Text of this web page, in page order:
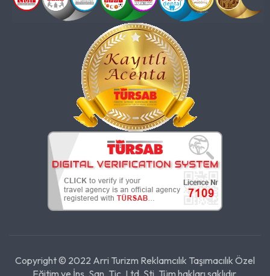
Copyright © 2022 Arri Turizm Reklamcılık Taşımacılık Özel
Eğitim ve İnş. San. Tic. Ltd. Şti. Tüm hakları saklıdır.